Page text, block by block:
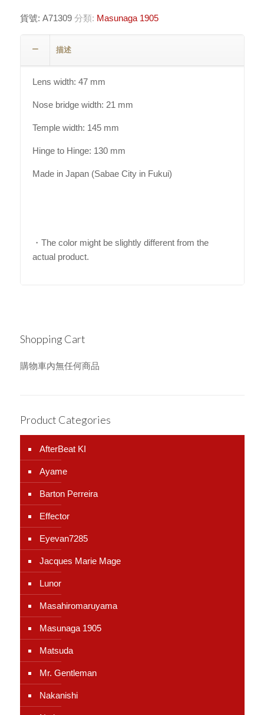
貨號: A71309 分類: Masunaga 1905
描述
Lens width: 47 mm
Nose bridge width: 21 mm
Temple width: 145 mm
Hinge to Hinge: 130 mm
Made in Japan (Sabae City in Fukui)
・The color might be slightly different from the
actual product.
Shopping Cart
購物車內無任何商品
Product Categories
AfterBeat KI
Ayame
Barton Perreira
Effector
Eyevan7285
Jacques Marie Mage
Lunor
Masahiromaruyama
Masunaga 1905
Matsuda
Mr. Gentleman
Nakanishi